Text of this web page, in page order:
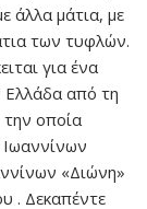
άλλα μάτια, με
των τυφλών.
για ένα
Ελλάδα από τη
την οποία
«Διώνη»
. Δεκαπέντε